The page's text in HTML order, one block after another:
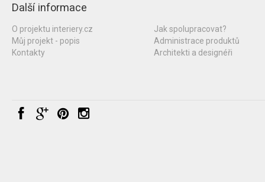
Další informace
O projektu interiery.cz
Můj projekt - popis
Kontakty
Jak spolupracovat?
Administrace produktů
Architekti a designéři